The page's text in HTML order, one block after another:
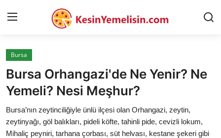
AnaSayfa
Gizlilik Sözleşmesi
Rüya Tabirleri
Diyet & Sağlıklı Beslenme
Bursa
Bursa Orhangazi'de Ne Yenir? Ne
Yemeli? Nesi Meşhur?
Bursa’nın zeytinciliğiyle ünlü ilçesi olan Orhangazi, zeytin,
zeytinyağı, göl balıkları, pideli köfte, tahinli pide, cevizli lokum,
Mihaliç peyniri, tarhana çorbası, süt helvası, kestane şekeri gibi